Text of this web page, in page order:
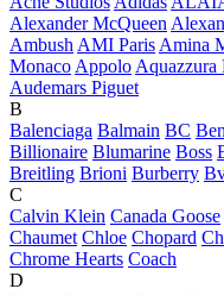
Alexander McQueen
AmbushAMI ParisAmina
MonacoAppoloAquazzura
Audemars Piguet
B
Balenciaga Balmain BC
Billionaire Blumarine Boss
Breitling Brioni Burberry
C
Calvin Klein Canada Goose
Chaumet Chloe Chopard
Chrome Hearts Coach
D